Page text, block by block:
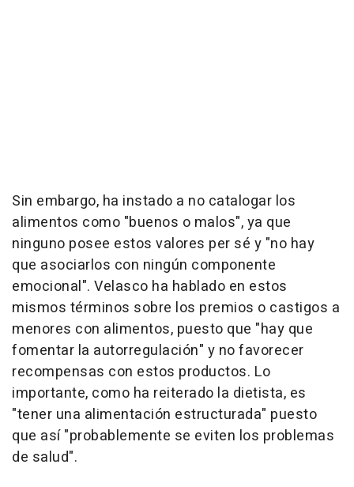
Sin embargo, ha instado a no catalogar los
alimentos como "buenos o malos", ya que
ninguno posee estos valores per sé y "no hay
que asociarlos con ningún componente
emocional". Velasco ha hablado en estos
mismos términos sobre los premios o castigos a
menores con alimentos, puesto que "hay que
fomentar la autorregulación" y no favorecer
recompensas con estos productos. Lo
importante, como ha reiterado la dietista, es
"tener una alimentación estructurada" puesto
que así "probablemente se eviten los problemas
de salud".